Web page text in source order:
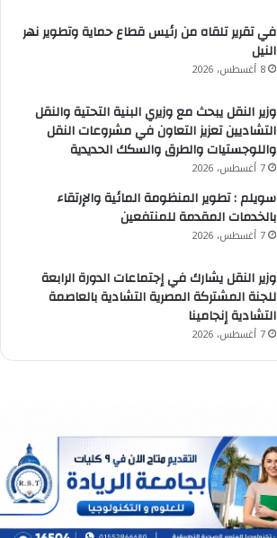
في تقرير تلقاه من رئيس قطاع حماية وتطوير نهر
النيل
8 أغسطس، 2026
وزير النقل يبحث مع وزيري البنية التحتية والنقل
التشاديين تعزيز التعاون في مشروعات النقل
واللوجستيات والطرق والسكك الحديدية
7 أغسطس، 2026
سويلم : تطوير المنظومة المائية والإرتقاء
بالخدمات المقدمة للمنتفعين
7 أغسطس، 2026
وزير النقل يشارك في إجتماعات الدورة الرابعة
للجنة المشتركة المصرية التشادية بالعاصمة
التشادية إنجامينا
7 أغسطس، 2026